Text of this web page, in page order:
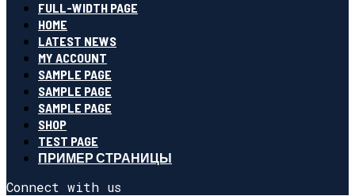
FULL-WIDTH PAGE
HOME
LATEST NEWS
MY ACCOUNT
SAMPLE PAGE
SAMPLE PAGE
SAMPLE PAGE
SHOP
TEST PAGE
ПРИМЕР СТРАНИЦЫ
Connect with us